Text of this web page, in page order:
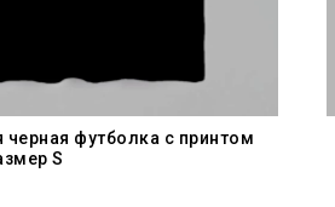
черная футболка с принтом
S